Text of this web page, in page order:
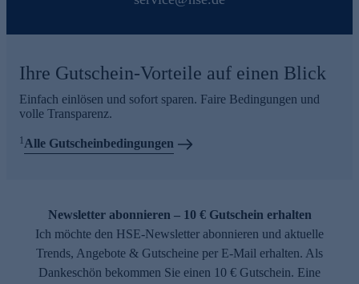
Ihre Gutschein-Vorteile auf einen Blick
Einfach einlösen und sofort sparen. Faire Bedingungen und
volle Transparenz.
1Alle Gutscheinbedingungen
Newsletter abonnieren – 10 € Gutschein erhalten
Ich möchte den HSE-Newsletter abonnieren und aktuelle
Trends, Angebote & Gutscheine per E-Mail erhalten. Als
Dankeschön bekommen Sie einen 10 € Gutschein. Eine